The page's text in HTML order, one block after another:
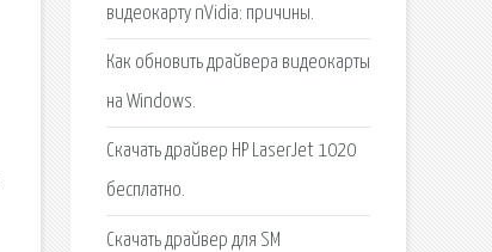
видеокарту nVidia: причины.
Как обновить драйвера видеокарты
на Windows.
Скачать драйвер HP LaserJet 1020
бесплатно.
Скачать драйвер для SM